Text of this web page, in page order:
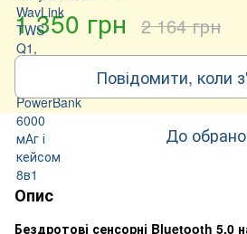
1 350 грн 2 164 грн
Повідомити, коли
До
Опис
Бездротові сенсорні Bluetooth 5.0